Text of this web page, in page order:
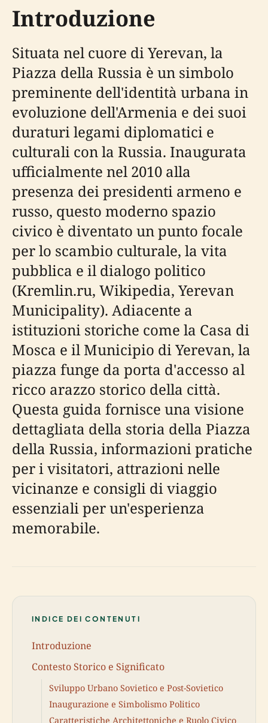
Introduzione
Situata nel cuore di Yerevan, la
Piazza della Russia è un simbolo
preminente dell'identità urbana in
evoluzione dell'Armenia e dei suoi
duraturi legami diplomatici e
culturali con la Russia. Inaugurata
ufficialmente nel 2010 alla
presenza dei presidenti armeno e
russo, questo moderno spazio
civico è diventato un punto focale
per lo scambio culturale, la vita
pubblica e il dialogo politico
(Kremlin.ru, Wikipedia, Yerevan
Municipality). Adiacente a
istituzioni storiche come la Casa di
Mosca e il Municipio di Yerevan, la
piazza funge da porta d'accesso al
ricco arazzo storico della città.
Questa guida fornisce una visione
dettagliata della storia della Piazza
della Russia, informazioni pratiche
per i visitatori, attrazioni nelle
vicinanze e consigli di viaggio
essenziali per un'esperienza
memorabile.
INDICE DEI CONTENUTI
Introduzione
Contesto Storico e Significato
Sviluppo Urbano Sovietico e Post-Sovietico
Inaugurazione e Simbolismo Politico
Caratteristiche Architettoniche e Ruolo Civico